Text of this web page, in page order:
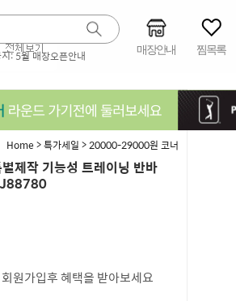
:5월 매장오픈안내 매장안내 찜목록
Home>특가세일 >20000-29000원 코너
제작 기능성 트레이닝 반바
원가입후 혜택을 받아보세요